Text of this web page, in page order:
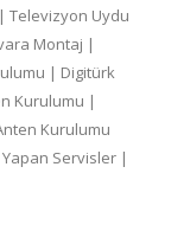
Televizyon Uydu
Montaj |
| Digitürk
Kurulumu |
Kurulumu
Servisler |